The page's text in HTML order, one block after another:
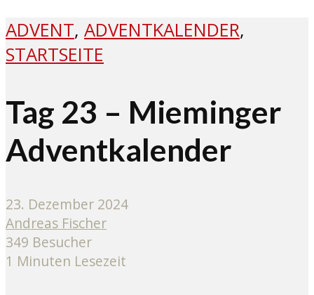
ADVENT, ADVENTKALENDER,
STARTSEITE
Tag 23 – Mieminger
Adventkalender
23. Dezember 2024
Andreas Fischer
349 Besucher
1 Minuten Lesezeit